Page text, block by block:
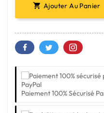
 Ajouter Au Panier
Paiement 100% Sécurisé